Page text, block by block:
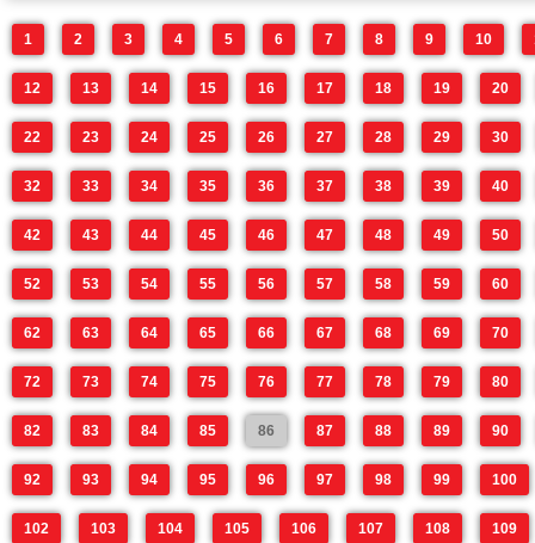
1 2 3 4 5 6 7 8 9 10
12 13 14 15 16 17 18 19 20
22 23 24 25 26 27 28 29 30
32 33 34 35 36 37 38 39 40
42 43 44 45 46 47 48 49 50
52 53 54 55 56 57 58 59 60
62 63 64 65 66 67 68 69 70
72 73 74 75 76 77 78 79 80
82 83 84 85 86 87 88 89 90
92 93 94 95 96 97 98 99 100
102 103 104 105 106 107 108 109